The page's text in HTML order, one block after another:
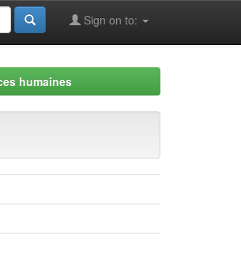
Sign on to:
humaines